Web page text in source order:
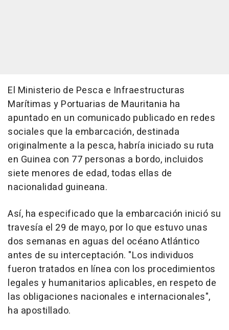
El Ministerio de Pesca e Infraestructuras
Marítimas y Portuarias de Mauritania ha
apuntado en un comunicado publicado en redes
sociales que la embarcación, destinada
originalmente a la pesca, habría iniciado su ruta
en Guinea con 77 personas a bordo, incluidos
siete menores de edad, todas ellas de
nacionalidad guineana.
Así, ha especificado que la embarcación inició su
travesía el 29 de mayo, por lo que estuvo unas
dos semanas en aguas del océano Atlántico
antes de su interceptación. "Los individuos
fueron tratados en línea con los procedimientos
legales y humanitarios aplicables, en respeto de
las obligaciones nacionales e internacionales",
ha apostillado.